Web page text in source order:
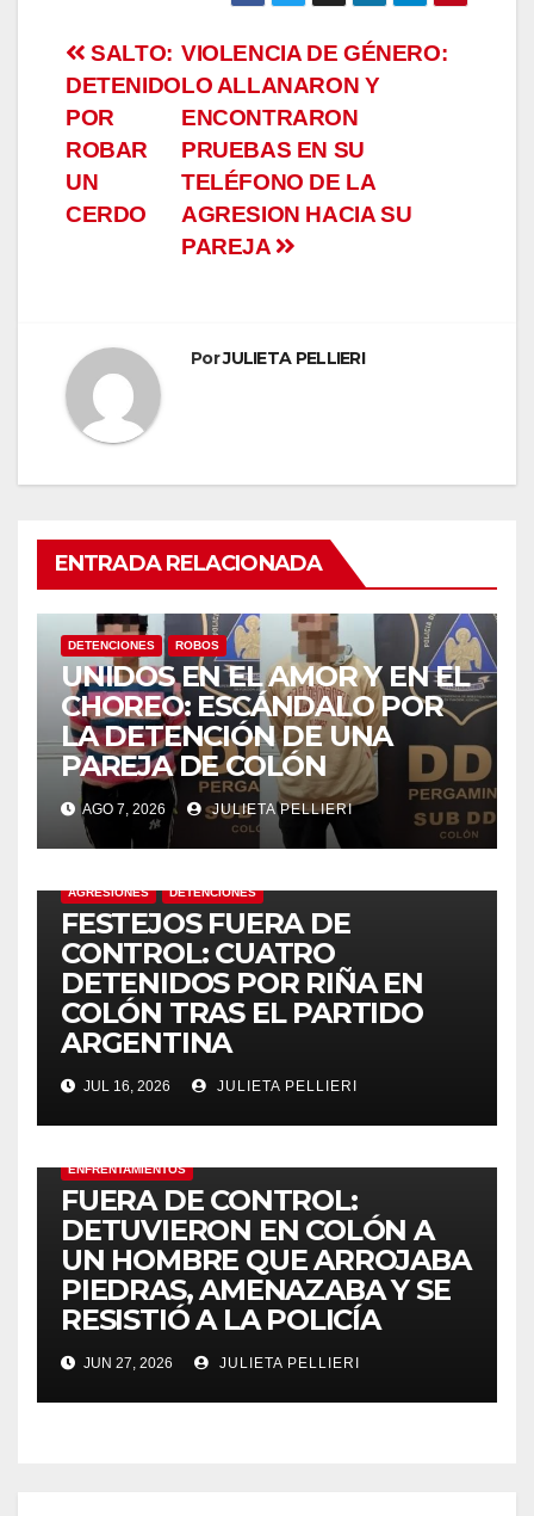
Navegación
de
entradas
VIOLENCIA DE GÉNERO:
LO ALLANARON Y
ENCONTRARON
PRUEBAS EN SU
TELÉFONO DE LA
AGRESION HACIA SU
PAREJA
SALTO:
DETENIDO
POR
ROBAR
UN
CERDO
PorJULIETA PELLIERI
ENTRADA RELACIONADA
DETENCIONES ROBOS
UNIDOS EN EL AMOR Y EN EL
CHOREO: ESCÁNDALO POR
LA DETENCIÓN DE UNA
PAREJA DE COLÓN
AGO 7, 2026 JULIETA PELLIERI
AGRESIONES DETENCIONES
FESTEJOS FUERA DE
CONTROL: CUATRO
DETENIDOS POR RIÑA EN
COLÓN TRAS EL PARTIDO
ARGENTINA
JUL 16, 2026 JULIETA PELLIERI
ENFRENTAMIENTOS
FUERA DE CONTROL:
DETUVIERON EN COLÓN A
UN HOMBRE QUE ARROJABA
PIEDRAS, AMENAZABA Y SE
RESISTIÓ A LA POLICÍA
JUN 27, 2026 JULIETA PELLIERI